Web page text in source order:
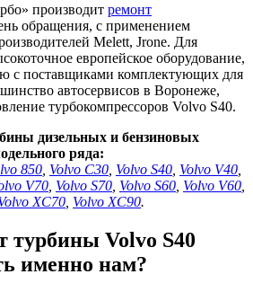
производит ремонт
обращения, с применением
Melett, Jrone. Для
европейское оборудование,
с поставщиками комплектующих для
автосервисов в Воронеже,
турбокомпрессоров Volvo S40.
дизельных и бензиновых
ряда:
850 Volvo С30 Volvo S40 Volvo V40
V70 Volvo S70 Volvo S60 Volvo V60
XC70 Volvo XC90.
турбины Volvo S40
именно нам?